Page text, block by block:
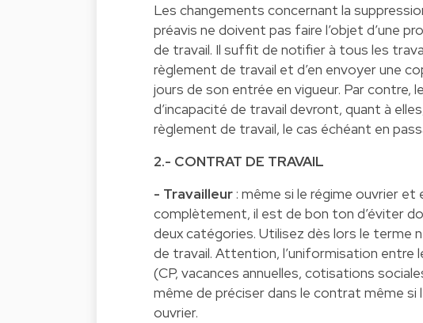
Les changements concernant la
préavis ne doivent pas faire l’objet d’une
de travail. Il suffit de notifier à tous les
règlement de travail et d’en envoyer une
jours de son entrée en vigueur. Par
d’incapacité de travail devront, quant à
règlement de travail, le cas échéant en
2.- CONTRAT DE TRAVAIL
- Travailleur : même si le régime ouvrier
complètement, il est de bon ton d’éviter
deux catégories. Utilisez dès lors le terme
de travail. Attention, l’uniformisation
(CP, vacances annuelles, cotisations
même de préciser dans le contrat même
ouvrier.